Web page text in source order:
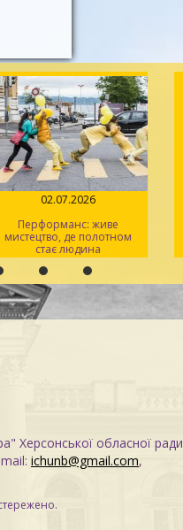
02.07.2026
Перформанс: живе
мистецтво, де полотном
стає людина
Херсонської обласної ради
ichunb@gmail.com,